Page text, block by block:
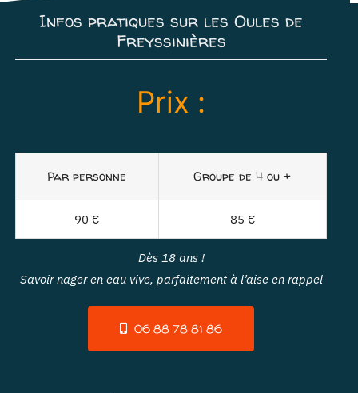
Infos pratiques sur les Oules de
Freyssinières
Prix :
Par personne Groupe de 4 ou +
90 € 85 €
Dès 18 ans !
Savoir nager en eau vive, parfaitement à l’aise en rappel
06 88 78 81 86